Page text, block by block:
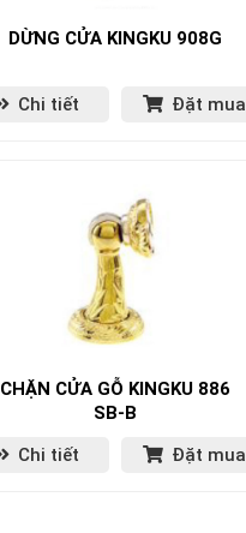
DỪNG CỬA KINGKU 908G
Chi tiết Đặt mua
CHẶN CỬA GỖ KINGKU 886
SB-B
Chi tiết
Đặt mua